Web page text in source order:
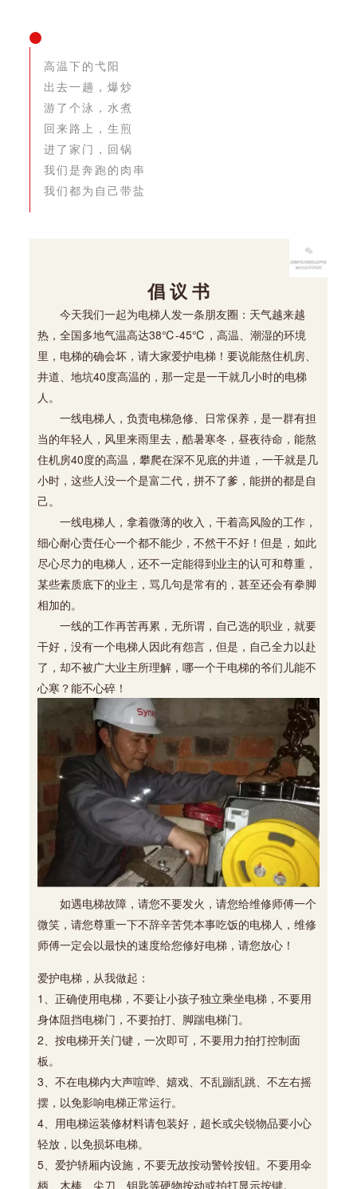
高温下的弋阳
出去一趟，爆炒
游了个泳，水煮
回来路上，生煎
进了家门，回锅
我们是奔跑的肉串
我们都为自己带盐
倡 议 书
今天我们一起为电梯人发一条朋友圈：天气越来越
热，全国多地气温高达38℃-45℃，高温、潮湿的环境
里，电梯的确会坏，请大家爱护电梯！要说能熬住机房、
井道、地坑40度高温的，那一定是一干就几小时的电梯
人。
一线电梯人，负责电梯急修、日常保养，是一群有担
当的年轻人，风里来雨里去，酷暑寒冬，昼夜待命，能熬
住机房40度的高温，攀爬在深不见底的井道，一干就是几
小时，这些人没一个是富二代，拼不了爹，能拼的都是自
己。
一线电梯人，拿着微薄的收入，干着高风险的工作，
细心耐心责任心一个都不能少，不然干不好！但是，如此
尽心尽力的电梯人，还不一定能得到业主的认可和尊重，
某些素质底下的业主，骂几句是常有的，甚至还会有拳脚
相加的。
一线的工作再苦再累，无所谓，自己选的职业，就要
干好，没有一个电梯人因此有怨言，但是，自己全力以赴
了，却不被广大业主所理解，哪一个干电梯的爷们儿能不
心寒？能不心碎！
如遇电梯故障，请您不要发火，请您给维修师傅一个
微笑，请您尊重一下不辞辛苦凭本事吃饭的电梯人，维修
师傅一定会以最快的速度给您修好电梯，请您放心！
爱护电梯，从我做起：
1、正确使用电梯，不要让小孩子独立乘坐电梯，不要用
身体阻挡电梯门，不要拍打、脚踹电梯门。
2、按电梯开关门键，一次即可，不要用力拍打控制面
板。
3、不在电梯内大声喧哗、嬉戏、不乱蹦乱跳、不左右摇
摆，以免影响电梯正常运行。
4、用电梯运装修材料请包装好，超长或尖锐物品要小心
轻放，以免损坏电梯。
5、爱护轿厢内设施，不要无故按动警铃按钮。不要用伞
柄、木棒、尖刀、钥匙等硬物按动或拍打显示按键。